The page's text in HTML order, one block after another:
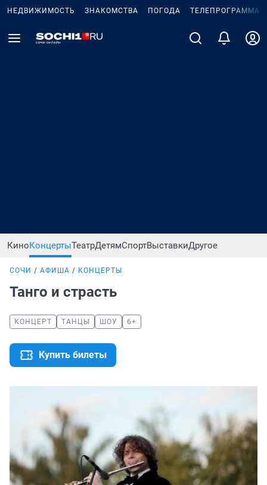
НЕДВИЖИМОСТЬ ЗНАКОМСТВА ПОГОДА ТЕЛЕПРОГРАММА
КиноКонцертыТеатрДетямСпортВыставкиДругое
СОЧИ АФИША КОНЦЕРТЫ
Танго и страсть
КОНЦЕРТ ТАНЦЫ ШОУ 6+
Купить билеты